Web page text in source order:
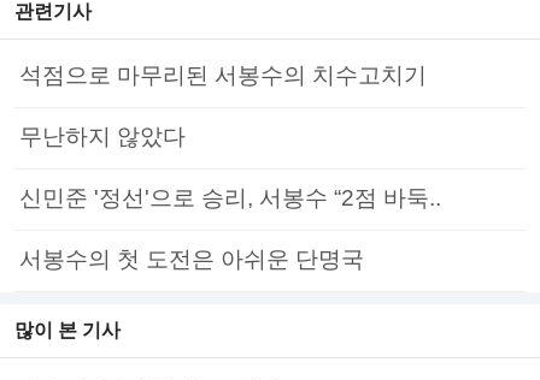
관련기사
석점으로 마무리된 서봉수의 치수고치기
무난하지 않았다
신민준 '정선'으로 승리, 서봉수 “2점 바둑..
서봉수의 첫 도전은 아쉬운 단명국
많이 본 기사